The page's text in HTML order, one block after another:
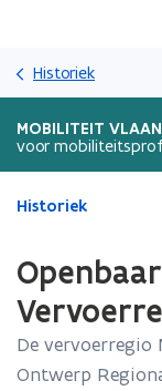
Historiek
MOBILITEIT
voor
Gedaan
bevindt
zich
op:
Openbaar
Historiek
De vervoerregio
Ontwerp